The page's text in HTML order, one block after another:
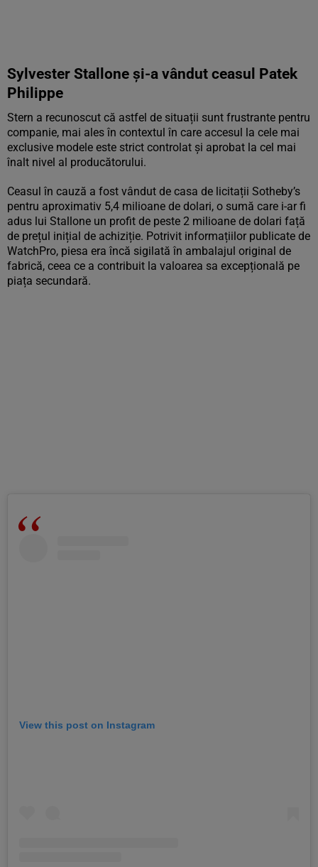
Sylvester Stallone și-a vândut ceasul Patek
Philippe
Stern a recunoscut că astfel de situații sunt frustrante pentru
companie, mai ales în contextul în care accesul la cele mai
exclusive modele este strict controlat și aprobat la cel mai
înalt nivel al producătorului.
Ceasul în cauză a fost vândut de casa de licitații Sotheby’s
pentru aproximativ 5,4 milioane de dolari, o sumă care i-ar fi
adus lui Stallone un profit de peste 2 milioane de dolari față
de prețul inițial de achiziție. Potrivit informațiilor publicate de
WatchPro, piesa era încă sigilată în ambalajul original de
fabrică, ceea ce a contribuit la valoarea sa excepțională pe
piața secundară.
View this post on Instagram